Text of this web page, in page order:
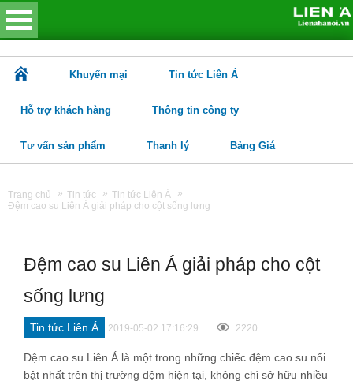
Khuyến mại Tin tức Liên Á
Hỗ trợ khách hàng Thông tin công ty
Tư vấn sản phẩm Thanh lý Bảng Giá
Trang chủ » Tin tức » Tin tức Liên Á
»
Đệm cao su Liên Á giải pháp cho cột sống lưng
Đệm cao su Liên Á giải pháp cho cột
sống lưng
Tin tức Liên Á 2019-05-02 17:16:29 2220
Đệm cao su Liên Á là một trong những chiếc đệm cao su nổi
bật nhất trên thị trường đệm hiện tại, không chỉ sở hữu nhiều